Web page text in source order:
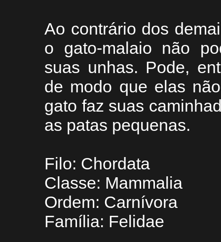
Ao contrário dos
o gato-malaio não
suas unhas. Pode,
de modo que elas
gato faz suas
as patas pequenas.
Filo: Chordata
Classe: Mammalia
Ordem: Carnívora
Família: Felidae